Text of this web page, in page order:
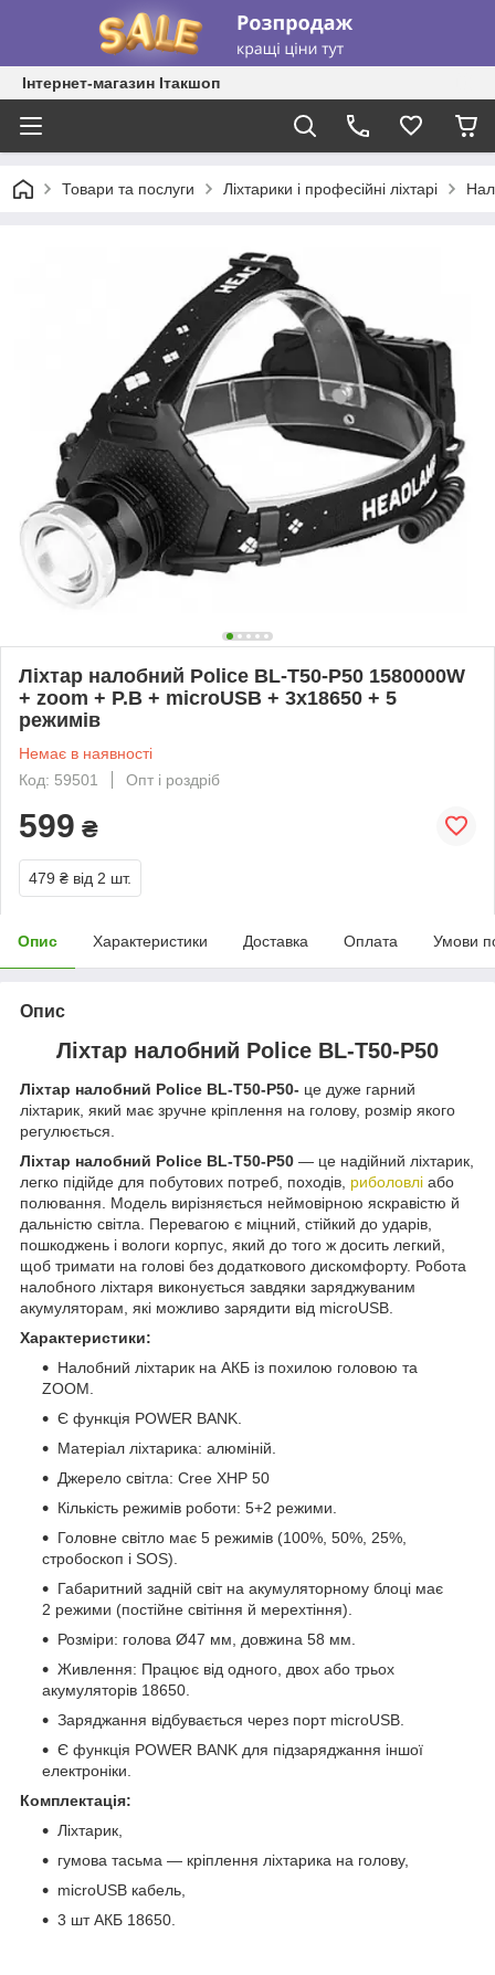
Інтернет-магазин Ітакшоп
Товари та послуги Ліхтарики і професійні ліхтарі
Ліхтар налобний Police BL-T50-P50 1580000W
+ zoom + P.B + microUSB + 3х18650 + 5
режимів
Немає в наявності
Код: 59501
Опт і роздріб
599 ₴
479 ₴ від 2 шт.
Опис Характеристики Доставка Оплата Умови
Опис
Ліхтар налобний Police BL-T50-P50
Ліхтар налобний Police BL-T50-P50- це дуже гарний
ліхтарик, який має зручне кріплення на голову, розмір якого
регулюється.
Ліхтар налобний Police BL-T50-P50 — це надійний ліхтарик,
легко підійде для побутових потреб, походів, риболовлі або
полювання. Модель вирізняється неймовірною яскравістю й
дальністю світла. Перевагою є міцний, стійкий до ударів,
пошкоджень і вологи корпус, який до того ж досить легкий,
щоб тримати на голові без додаткового дискомфорту. Робота
налобного ліхтаря виконується завдяки заряджуваним
акумуляторам, які можливо зарядити від microUSB.
Характеристики:
Налобний ліхтарик на АКБ із похилою головою та
ZOOM.
Є функція POWER BANK.
Матеріал ліхтарика: алюміній.
Джерело світла: Cree XHP 50
Кількість режимів роботи: 5+2 режими.
Головне світло має 5 режимів (100%, 50%, 25%,
стробоскоп і SOS).
Габаритний задній світ на акумуляторному блоці має
2 режими (постійне світіння й мерехтіння).
Розміри: голова Ø47 мм, довжина 58 мм.
Живлення: Працює від одного, двох або трьох
акумуляторів 18650.
Заряджання відбувається через порт microUSB.
Є функція POWER BANK для підзаряджання іншої
електроніки.
Комплектація:
Ліхтарик,
гумова тасьма — кріплення ліхтарика на голову,
microUSB кабель,
3 шт АКБ 18650.